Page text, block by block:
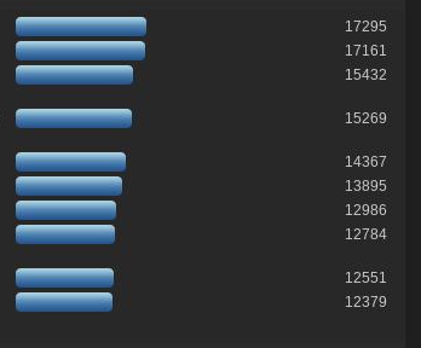
17295
17161
15432
15269
14367
13895
12986
12784
12551
12379